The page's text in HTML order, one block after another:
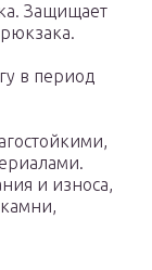
Защищает
в период
и износа,